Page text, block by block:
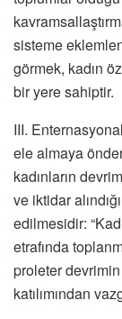
sisteme
görmek, kadın
bir yere sahiptir.
III.
ele almaya
kadınların
ve iktidar
edilmesidir:
etrafında
proleter
katılımından